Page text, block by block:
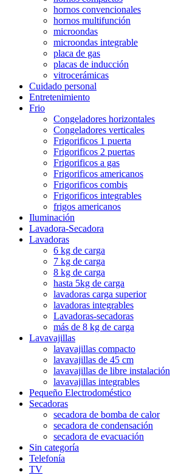
hornos convencionales
hornos multifunción
microondas
microondas integrable
placa de gas
placas de inducción
vitrocerámicas
Cuidado personal
Entretenimiento
Frio
Congeladores horizontales
Congeladores verticales
Frigorificos 1 puerta
Frigorificos 2 puertas
Frigorificos a gas
Frigorificos americanos
Frigorificos combis
Frigorificos integrables
frigos americanos
Iluminación
Lavadora-Secadora
Lavadoras
6 kg de carga
7 kg de carga
8 kg de carga
hasta 5kg de carga
lavadoras carga superior
lavadoras integrables
Lavadoras-secadoras
más de 8 kg de carga
Lavavajillas
lavavajillas compacto
lavavajillas de 45 cm
lavavajillas de libre instalación
lavavajillas integrables
Pequeño Electrodoméstico
Secadoras
secadora de bomba de calor
secadora de condensación
secadora de evacuación
Sin categoría
Telefonía
TV